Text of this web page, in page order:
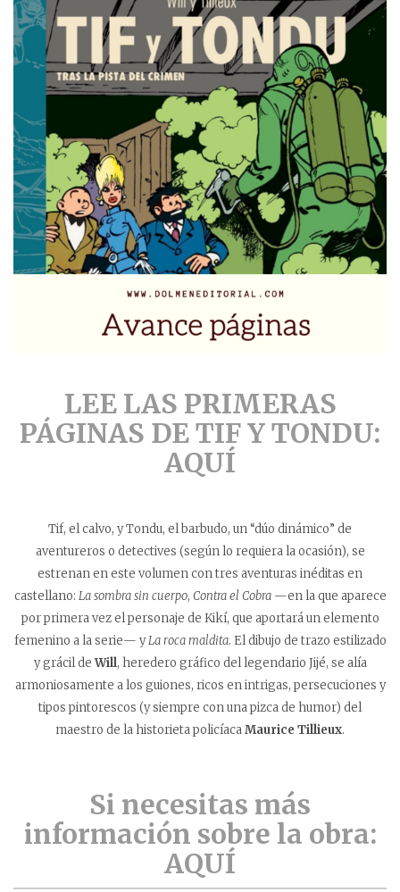
LEE LAS PRIMERAS
PÁGINAS DE TIF Y TONDU:
AQUÍ
Tif, el calvo, y Tondu, el barbudo, un “dúo dinámico” de
aventureros o detectives (según lo requiera la ocasión), se
estrenan en este volumen con tres aventuras inéditas en
castellano: La sombra sin cuerpo, Contra el Cobra—en la que aparece
por primera vez el personaje de Kikí, que aportará un elemento
femenino a la serie— yLa roca maldita. El dibujo de trazo estilizado
y grácil deWill, heredero gráfico del legendario Jijé, se alía
armoniosamente a los guiones, ricos en intrigas, persecuciones y
tipos pintorescos (y siempre con una pizca de humor) del
maestro de la historieta policíacaMaurice Tillieux.
Si necesitas más
información sobre la obra:
AQUÍ